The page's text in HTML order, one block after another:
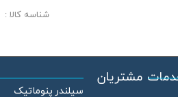
شناسه کالا :
مشتریان
سیلندر پنوماتیک